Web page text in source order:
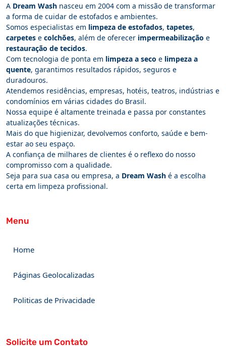
A Dream Wash nasceu em 2004 com a missão de transformar
a forma de cuidar de estofados e ambientes.
Somos especialistas em limpeza de estofados, tapetes,
carpetes e colchões, além de oferecer impermeabilização e
restauração de tecidos.
Com tecnologia de ponta em limpeza a seco e limpeza a
quente, garantimos resultados rápidos, seguros e
duradouros.
Atendemos residências, empresas, hotéis, teatros, indústrias e
condomínios em várias cidades do Brasil.
Nossa equipe é altamente treinada e passa por constantes
atualizações técnicas.
Mais do que higienizar, devolvemos conforto, saúde e bem-
estar ao seu espaço.
A confiança de milhares de clientes é o reflexo do nosso
compromisso com a qualidade.
Seja para sua casa ou empresa, a Dream Wash é a escolha
certa em limpeza profissional.
Menu
Home
Páginas Geolocalizadas
Politicas de Privacidade
Solicite um Contato